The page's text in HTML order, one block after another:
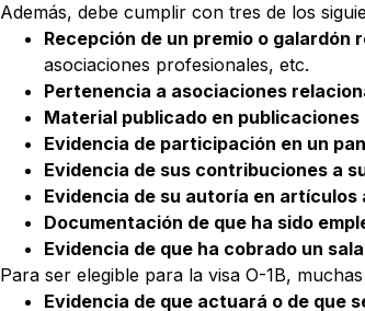
Además, debe cumplir con tres de los
Recepción de un premio o
asociaciones profesionales, etc.
Pertenencia a asociaciones
Material publicado en
Evidencia de participación en un
Evidencia de sus contribuciones a
Evidencia de su autoría en
Documentación de que ha sido
Evidencia de que ha cobrado un
Para ser elegible para la visa O-1B,
Evidencia de que actuará o de que